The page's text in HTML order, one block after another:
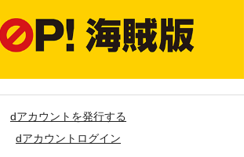
dアカウントを発行する
dアカウントログイン